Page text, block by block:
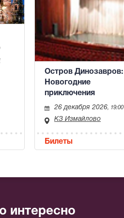
Остров Динозавров:
Новогодние
приключения
26 декабря 2026, 19:00
КЗ Измайлово
Билеты
интересно